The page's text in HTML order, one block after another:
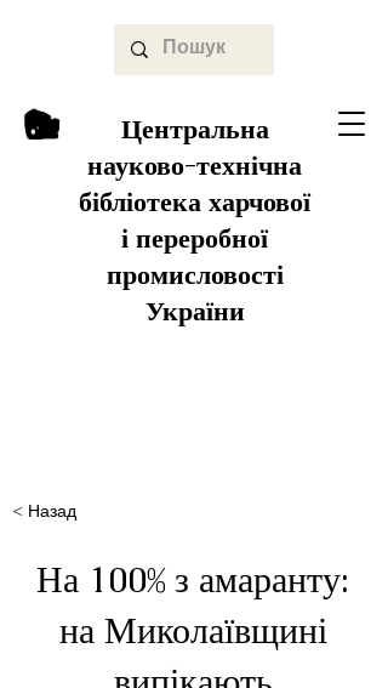
Центральна
науково-технічна
бібліотека харчової
і переробної
промисловості
України
< Назад
На 100% з амаранту:
на Миколаївщині